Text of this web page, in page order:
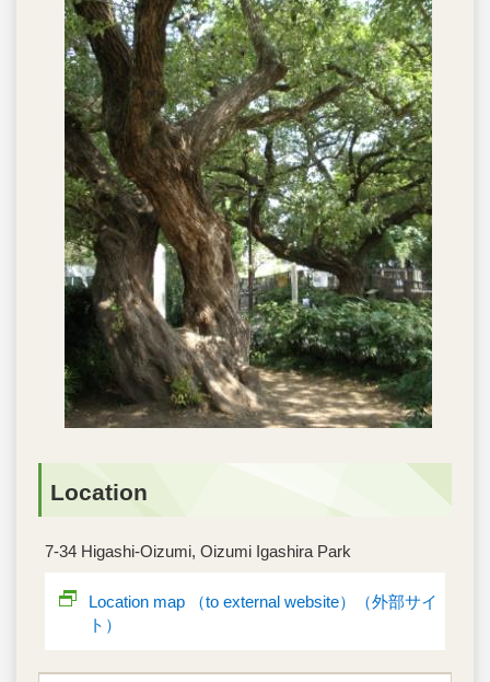
Location
7-34 Higashi-Oizumi, Oizumi Igashira Park
Location map （to external website）（外部サイ
ト）